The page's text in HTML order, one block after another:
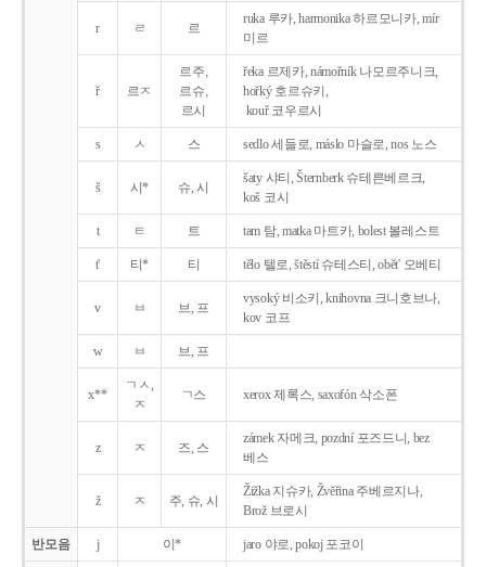
r ㄹ 르
ruka 루카, harmonika 하르모니카, mír
미르
ř 르ㅈ
르주,
르슈,
르시
řeka 르제카, námořník 나모르주니크,
hořký 호르슈키,
kouř 코우르시
s ㅅ 스 sedlo 세들로, máslo 마슬로, nos 노스
š 시* 슈, 시
šaty 샤티, Šternberk 슈테른베르크,
koš 코시
t ㅌ 트 tam 탐, matka 마트카, bolest 볼레스트
t' 티* 티 tělo 텔로, štěstí 슈테스티, obět' 오베티
v ㅂ 브, 프
vysoký 비소키, knihovna 크니호브나,
kov 코프
w ㅂ 브, 프
x**
ㄱㅅ,
ㅈ
ㄱ스 xerox 제록스, saxofón 삭소폰
z ㅈ 즈, 스
zámek 자메크, pozdní 포즈드니, bez
베스
ž ㅈ 주, 슈, 시
Žižka 지슈카, Žvěřina 주베르지나,
Brož 브로시
반모음 j 이* jaro 야로, pokoj 포코이